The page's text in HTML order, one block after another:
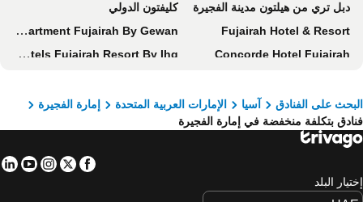
دبل تري من هيلتون مدينة الفجيرة
كليفتون الدولي
Fujairah Hotel & Resort
Uptown Hotel Apartment Fujairah By Gewan
Concorde Hotel Fujairah
Intercontinental Hotels Fujairah Resort By Ihg
TIME Moonstone Hotel Apartments
Fortis Hotel Fujairah
هوليداي بيتش ريزورت
City Plaza Hotel
Mirage Hotel
Dream Point Hotel
Boutique Hotel
على الفنادق آسيا الإمارات العربية المتحدة
إمارة الفجيرة
بتكلفة منخفضة في إمارة الفجيرة
Facebook
Twitter
البلد